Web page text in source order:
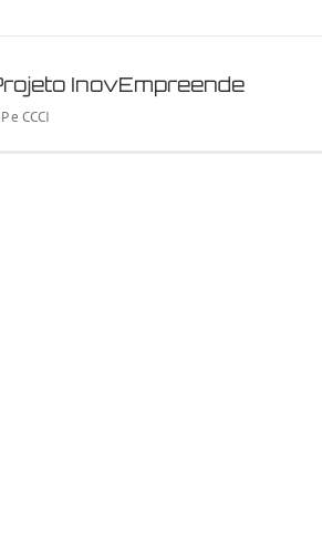
InovEmpreende
e CCCI